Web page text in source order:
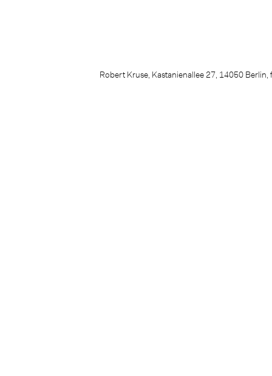
Robert Kruse, Kastanienallee 27, 14050